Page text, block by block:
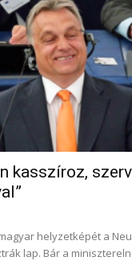
kasszíroz,
helyzetképét a
lap. Bár a